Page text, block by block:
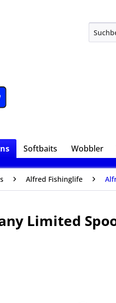
Softbaits Wobbler
Alfred Fishinglife
Limited